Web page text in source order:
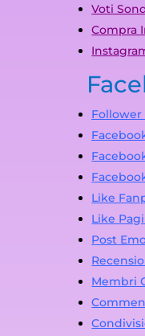
Voti
Compra
Follower
Like
Like
Post
Membri